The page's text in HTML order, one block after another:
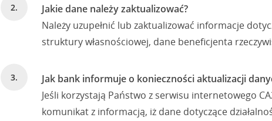
Jakie dane należy zaktualizować?
Należy uzupełnić lub zaktualizować informacje
struktury własnościowej, dane beneficjenta
Jak bank informuje o konieczności aktualizacji
Jeśli korzystają Państwo z serwisu internetowego
komunikat z informacją, iż dane dotyczące